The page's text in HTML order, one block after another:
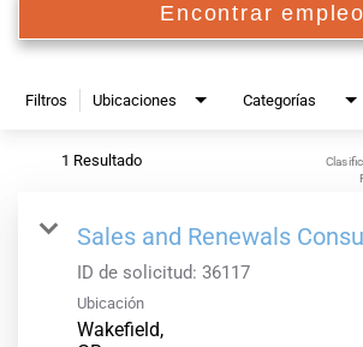
Encontrar
Filtros Ubicaciones Categorías
1 Resultado
Sales and Renewals
ID de solicitud: 36117
Ubicación
Wakefield,